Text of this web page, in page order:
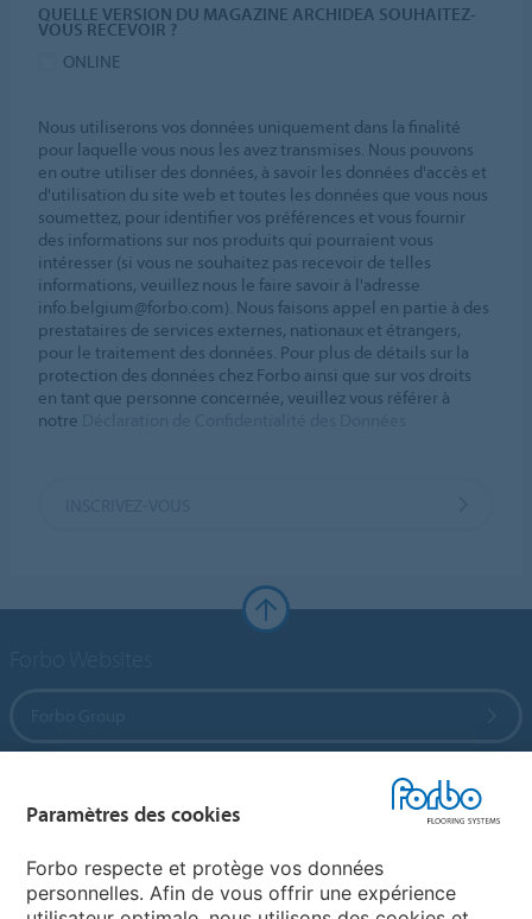
QUELLE VERSION DU MAGAZINE ARCHIDEA SOUHAITEZ-
VOUS RECEVOIR ?
ONLINE
Nous utiliserons vos données uniquement dans la finalité
pour laquelle vous nous les avez transmises. Nous pouvons
en outre utiliser des données, à savoir les données d'accès et
d'utilisation du site web et toutes les données que vous nous
soumettez, pour identifier vos préférences et vous fournir
des informations sur nos produits qui pourraient vous
intéresser (si vous ne souhaitez pas recevoir de telles
informations, veuillez nous le faire savoir à l'adresse
info.belgium@forbo.com). Nous faisons appel en partie à des
prestataires de services externes, nationaux et étrangers,
pour le traitement des données. Pour plus de détails sur la
protection des données chez Forbo ainsi que sur vos droits
en tant que personne concernée, veuillez vous référer à
notre
Paramètres des cookies
Forbo respecte et protège vos données
personnelles. Afin de vous offrir une expérience